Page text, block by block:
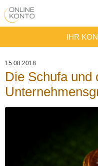
IHR
15.08.2018
Die Schufa und